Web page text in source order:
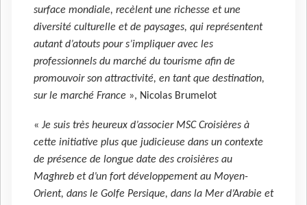
surface mondiale, recèlent une richesse et une
diversité culturelle et de paysages, qui représentent
autant d’atouts pour s’impliquer avec les
professionnels du marché du tourisme afin de
promouvoir son attractivité, en tant que destination,
sur le marché France », Nicolas Brumelot
« Je suis très heureux d’associer MSC Croisières à
cette initiative plus que judicieuse dans un contexte
de présence de longue date des croisières au
Maghreb et d’un fort développement au Moyen-
Orient, dans le Golfe Persique, dans la Mer d’Arabie et